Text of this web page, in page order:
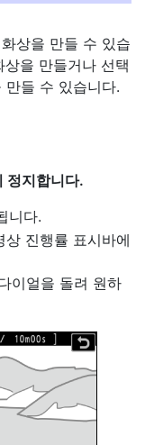
상을 만들 수 있습
을 만들거나 선택
만들 수 있습니다.
정지합니다.
니다.
진행률 표시바에
이얼을 돌려 원하